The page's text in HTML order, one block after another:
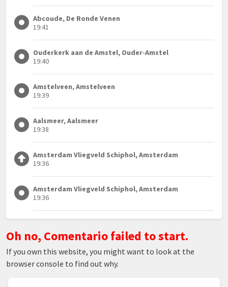
Abcoude, De Ronde Venen
19:41
Ouderkerk aan de Amstel, Ouder-Amstel
19:40
Amstelveen, Amstelveen
19:39
Aalsmeer, Aalsmeer
19:38
Amsterdam Vliegveld Schiphol, Amsterdam
19:36
Amsterdam Vliegveld Schiphol, Amsterdam
19:36
Oh no, Comentario failed to start.
If you own this website, you might want to look at the
browser console to find out why.